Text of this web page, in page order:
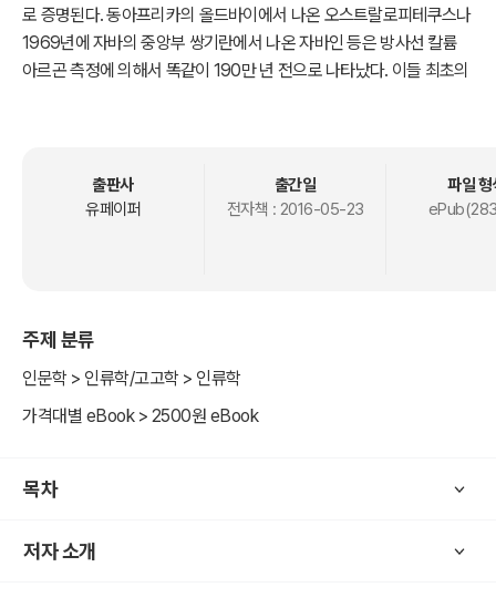
로 증명된다. 동아프리카의 올드바이에서 나온 오스트랄로피테쿠스나
1969년에 자바의 중앙부 쌍기란에서 나온 자바인 등은 방사선 칼륨
아르곤 측정에 의해서 똑같이 190만 년 전으로 나타났다. 이들 최초의
데, 자바인의 경우에는 775㎤로 나타난다. 사람이 맨 먼저 만들어 쓴
석기는 외날석기인데, 이것은 돌망치로 직접 때려서 만들었던 것이며,
출판사
유페이퍼
출간일
전자책 : 2016-05-23
파일 형
주제 분류
인문학 > 인류학/고고학 > 인류학
가격대별 eBook > 2500원 eBook
목차
저자 소개